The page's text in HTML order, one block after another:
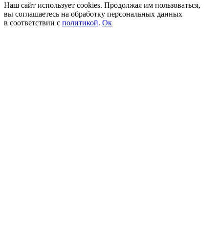
Наш сайт использует cookies. Продолжая им пользоваться,
вы соглашаетесь на обработку персональных данных
в соответствии с политикой. Ок